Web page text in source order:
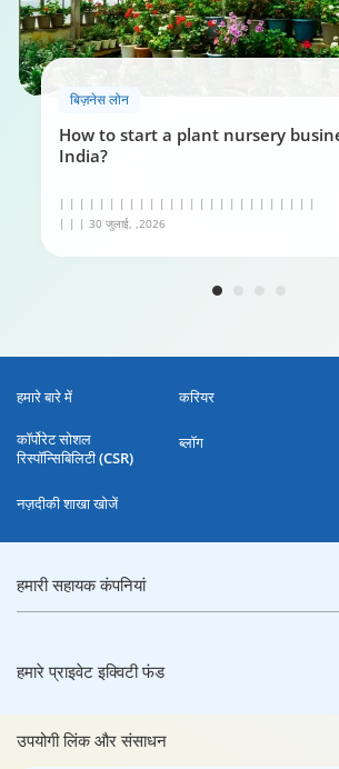
बिज़नेस लोन
How to start a plant nursery
India?
| | | | | | | | | | | | | | | | | | | | | | | | | |
| | | 30 जुलाई, ,2026
हमारे बारे में करियर
कॉर्पोरेट सोशल
रिस्पॉन्सिबिलिटी (CSR)
ब्लॉग
नज़दीकी शाखा खोजें
हमारी सहायक कंपनियां
हमारे प्राइवेट इक्विटी फंड
उपयोगी लिंक और संसाधन